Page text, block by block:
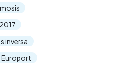
2017
inversa
Europort